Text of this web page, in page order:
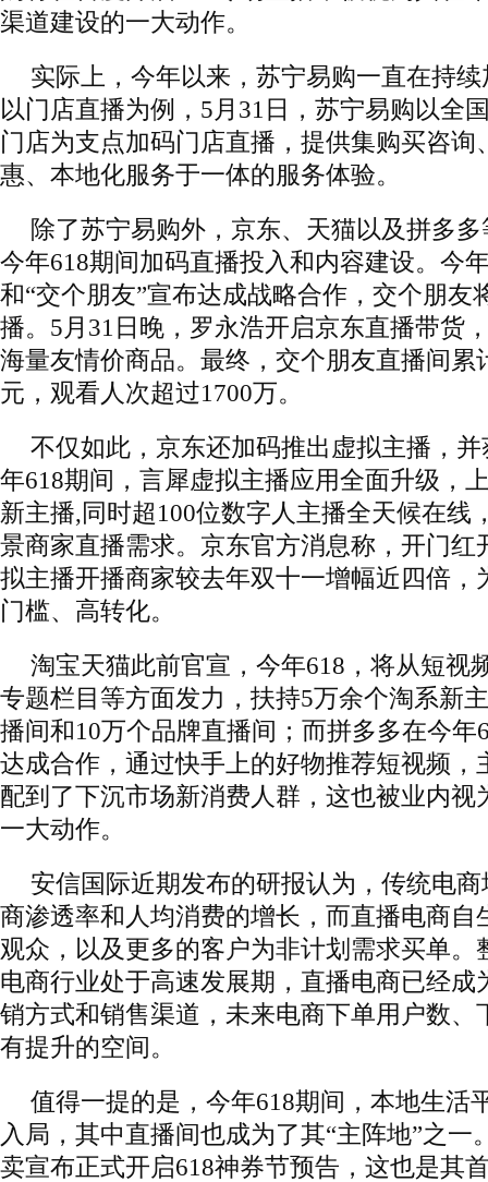
渠道建设的一大动作。
实际上，今年以来，苏宁易购一直在持
以门店直播为例，5月31日，苏宁易购以全
门店为支点加码门店直播，提供集购买咨询
惠、本地化服务于一体的服务体验。
除了苏宁易购外，京东、天猫以及拼多
今年618期间加码直播投入和内容建设。今
和“交个朋友”宣布达成战略合作，交个朋友
播。5月31日晚，罗永浩开启京东直播带货
海量友情价商品。最终，交个朋友直播间累
元，观看人次超过1700万。
不仅如此，京东还加码推出虚拟主播，
年618期间，言犀虚拟主播应用全面升级，
新主播,同时超100位数字人主播全天候在线
景商家直播需求。京东官方消息称，开门红
拟主播开播商家较去年双十一增幅近四倍，
门槛、高转化。
淘宝天猫此前官宣，今年618，将从短视
专题栏目等方面发力，扶持5万余个淘系新
播间和10万个品牌直播间；而拼多多在今年
达成合作，通过快手上的好物推荐短视频，
配到了下沉市场新消费人群，这也被业内视
一大动作。
安信国际近期发布的研报认为，传统电
商渗透率和人均消费的增长，而直播电商自
观众，以及更多的客户为非计划需求买单。
电商行业处于高速发展期，直播电商已经成
销方式和销售渠道，未来电商下单用户数、
有提升的空间。
值得一提的是，今年618期间，本地生活
入局，其中直播间也成为了其“主阵地”之一
卖宣布正式开启618神券节预告，这也是其